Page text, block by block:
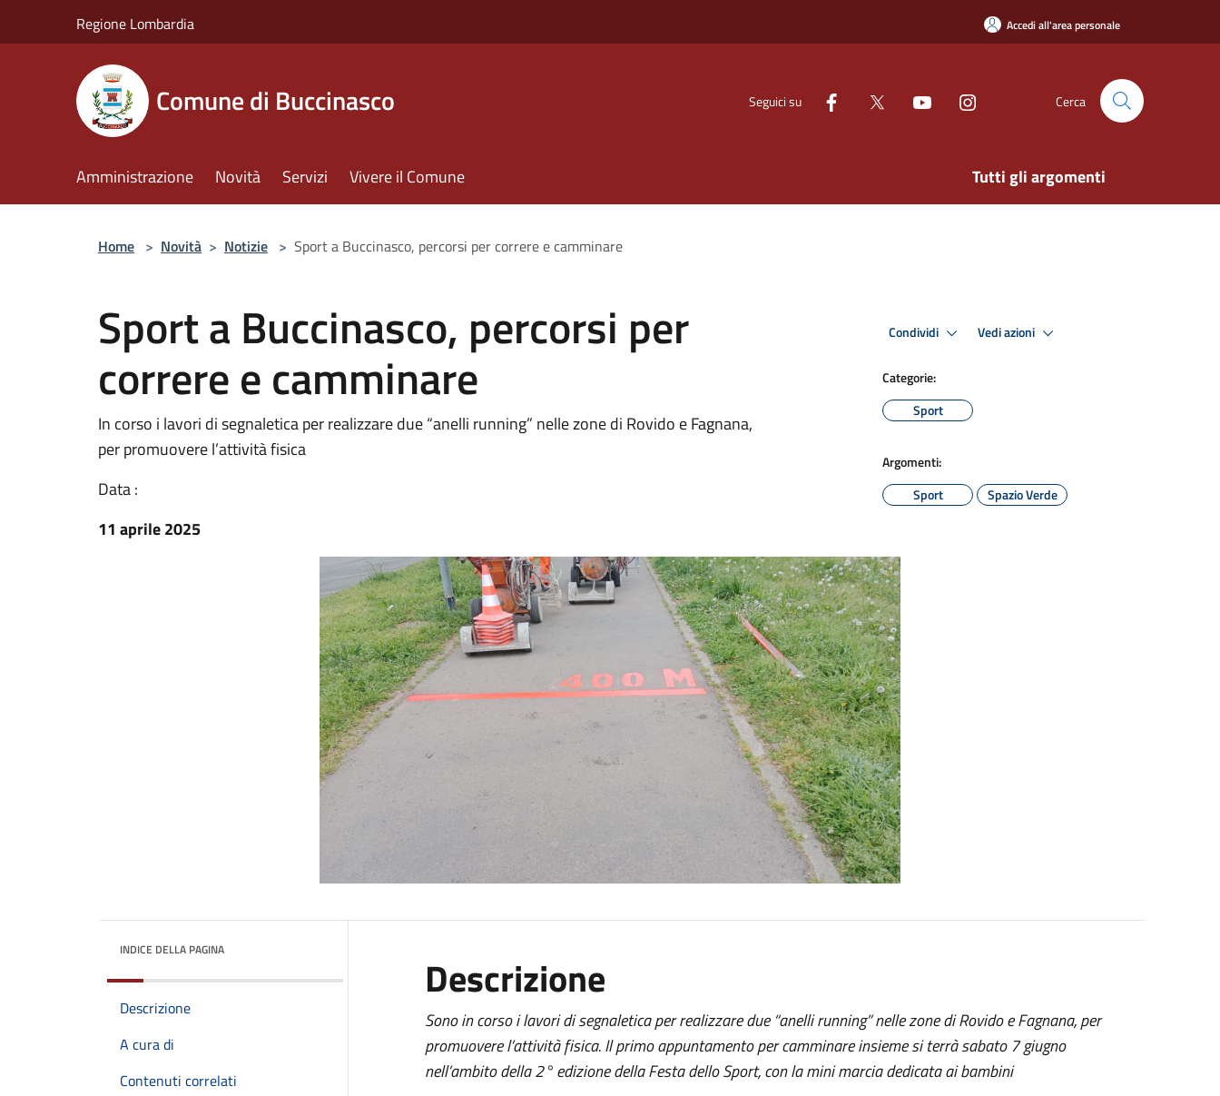
Regione Lombardia Accedi all'area personale
Comune di Buccinasco Seguici su Cerca
Amministrazione Novità Servizi Vivere il Comune Tutti gli argomenti
Home > Novità > Notizie > Sport a Buccinasco, percorsi per correre e camminare
Sport a Buccinasco, percorsi per
correre e camminare
In corso i lavori di segnaletica per realizzare due “anelli running” nelle zone di Rovido e Fagnana,
per promuovere l’attività fisica
Data :
11 aprile 2025
Condividi Vedi azioni
Categorie:
Sport
Argomenti:
Sport
Spazio Verde
INDICE DELLA PAGINA
Descrizione
A cura di
Contenuti correlati
Descrizione
Sono in corso i lavori di segnaletica per realizzare due “anelli running” nelle zone di Rovido e Fagnana, per
promuovere l’attività fisica. Il primo appuntamento per camminare insieme si terrà sabato 7 giugno
nell’ambito della 2° edizione della Festa dello Sport, con la mini marcia dedicata ai bambini